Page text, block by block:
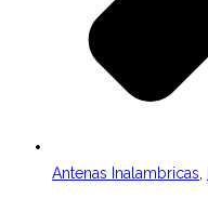
Antenas Inalambricas,